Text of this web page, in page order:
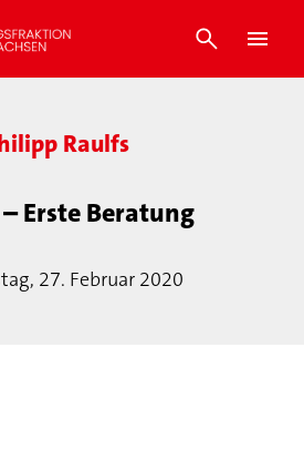
Raulfs
– Erste Beratung
27. Februar 2020